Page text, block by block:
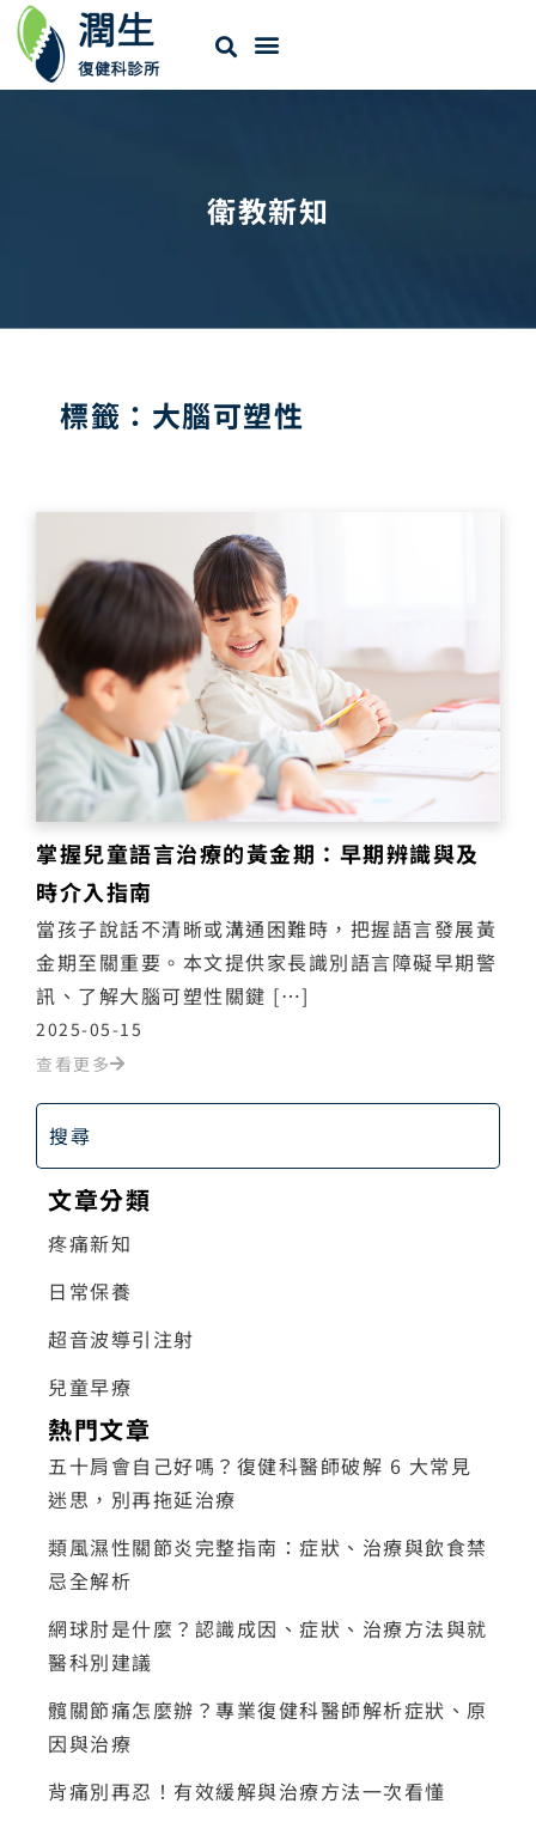
衛教新知
標籤：大腦可塑性
掌握兒童語言治療的黃金期：早期辨識與及
時介入指南
當孩子說話不清晰或溝通困難時，把握語言發展黃
金期至關重要。本文提供家長識別語言障礙早期警
訊、了解大腦可塑性關鍵 […]
2025-05-15
查看更多
文章分類
疼痛新知
日常保養
超音波導引注射
兒童早療
熱門文章
五十肩會自己好嗎？復健科醫師破解 6 大常見
迷思，別再拖延治療
類風濕性關節炎完整指南：症狀、治療與飲食禁
忌全解析
網球肘是什麼？認識成因、症狀、治療方法與就
醫科別建議
髖關節痛怎麼辦？專業復健科醫師解析症狀、原
因與治療
背痛別再忍！有效緩解與治療方法一次看懂